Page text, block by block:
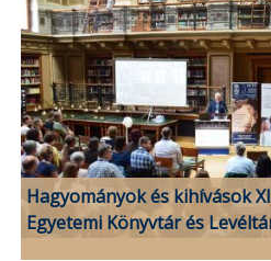
Hagyományok és kihívások
Egyetemi Könyvtár és